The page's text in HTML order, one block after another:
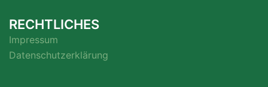
RECHTLICHES
Impressum
Datenschutzerklärung